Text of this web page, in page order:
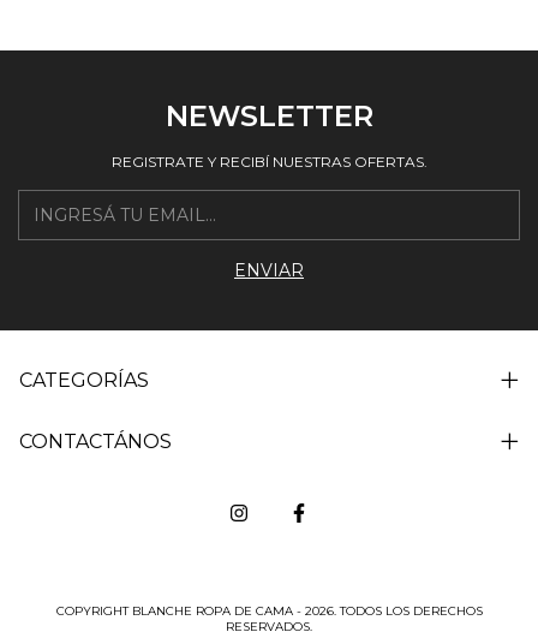
NEWSLETTER
REGISTRATE Y RECIBÍ NUESTRAS OFERTAS.
CATEGORÍAS
CONTACTÁNOS
COPYRIGHT BLANCHE ROPA DE CAMA - 2026. TODOS LOS DERECHOS
RESERVADOS.